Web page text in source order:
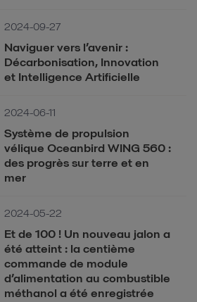
2024-09-27
Naviguer vers l’avenir :
Décarbonisation, Innovation
et Intelligence Artificielle
2024-06-11
Système de propulsion
vélique Oceanbird WING 560 :
des progrès sur terre et en
mer
2024-05-22
Et de 100 ! Un nouveau jalon a
été atteint : la centième
commande de module
d’alimentation au combustible
méthanol a été enregistrée